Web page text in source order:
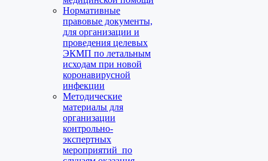
Нормативные
правовые документы,
для организации и
проведения целевых
ЭКМП по летальным
исходам при новой
коронавирусной
инфекции
Методические
материалы для
организации
контрольно-
экспертных
мероприятий по